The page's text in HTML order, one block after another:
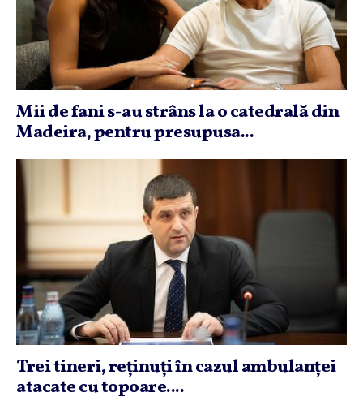
Mii de fani s-au strâns la o catedrală din
Madeira, pentru presupusa...
Trei tineri, reţinuţi în cazul ambulanţei
atacate cu topoare....